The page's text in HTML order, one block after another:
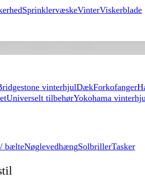
SprinklervæskeVinterViskerblade
vinterhjulDækForkofanger
Universelt tilbehørYokohama
bælteNøglevedhængSolbrillerTasker